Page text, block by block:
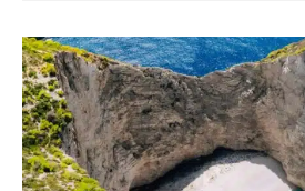
ΔΙΚΑΙΟΣΥΝΗ 7 Αυγούστου 2026 14:04
Αττική και Βοιωτία: Πάνω από 110.000
στάχτη σε τέσσερις ημέρες – Τι
ειδικών
ΕΙΔΗΣΕΙΣ 7 Αυγούστου 2026 14:00
Ρέθυμνο: Εξιχνιάστηκαν δύο